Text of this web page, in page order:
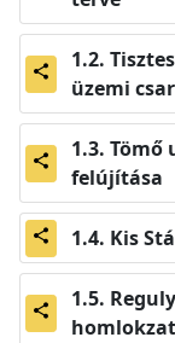
share
üzemi
share
Tömő
felújítása
share Kis
share